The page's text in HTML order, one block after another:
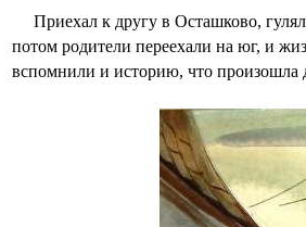
Приехал к другу в Осташково,
потом родители переехали на юг, и
вспомнили и историю, что произошла